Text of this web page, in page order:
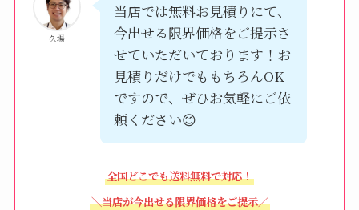
久場
当店では無料お見積りにて、
今出せる限界価格をご提示さ
せていただいております！お
見積りだけでももちろんOK
ですので、ぜひお気軽にご依
頼ください😊
全国どこでも送料無料で対応！
＼当店が今出せる限界価格をご提示／